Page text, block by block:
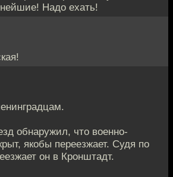
Надо ехать!
обнаружил, что военно-
якобы переезжает. Судя по
он в Кронштадт.